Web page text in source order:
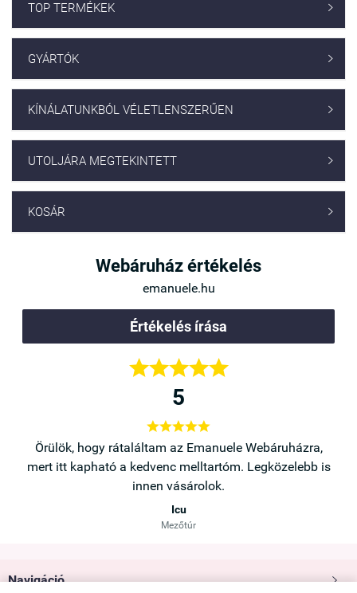
TOP TERMÉKEK 
GYÁRTÓK 
KÍNÁLATUNKBÓL VÉLETLENSZERŰEN 
UTOLJÁRA MEGTEKINTETT 
KOSÁR 
Webáruház értékelés
emanuele.hu
Értékelés írása

5

Örülök, hogy rátaláltam az Emanuele Webáruházra,
mert itt kapható a kedvenc melltartóm. Legközelebb is
innen vásárolok.
Icu
Mezőtúr
Navigáció 